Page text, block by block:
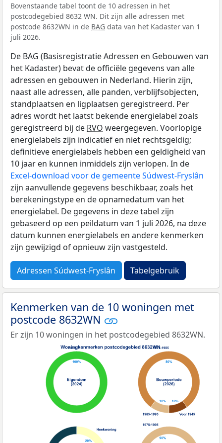
Bovenstaande tabel toont de 10 adressen in het
postcodegebied 8632 WN. Dit zijn alle adressen met
postcode 8632WN in de BAG data van het Kadaster van 1
juli 2026.
De BAG (Basisregistratie Adressen en Gebouwen van
het Kadaster) bevat de officiële gegevens van alle
adressen en gebouwen in Nederland. Hierin zijn,
naast alle adressen, alle panden, verblijfsobjecten,
standplaatsen en ligplaatsen geregistreerd. Per
adres wordt het laatst bekende energielabel zoals
geregistreerd bij de RVO weergegeven. Voorlopige
energielabels zijn indicatief en niet rechtsgeldig;
definitieve energielabels hebben een geldigheid van
10 jaar en kunnen inmiddels zijn verlopen. In de
Excel-download voor de gemeente Súdwest-Fryslân
zijn aanvullende gegevens beschikbaar, zoals het
berekeningstype en de opnamedatum van het
energielabel. De gegevens in deze tabel zijn
gebaseerd op een peildatum van 1 juli 2026, na deze
datum kunnen energielabels en andere kenmerken
zijn gewijzigd of opnieuw zijn vastgesteld.
Adressen Súdwest-Fryslân Tabelgebruik
Kenmerken van de 10 woningen met
postcode 8632WN
Er zijn 10 woningen in het postcodegebied 8632WN.